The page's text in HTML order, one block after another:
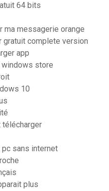
64 bits
ma messagerie orange
gratuit complete version
app
windows store
10
sans internet
plus